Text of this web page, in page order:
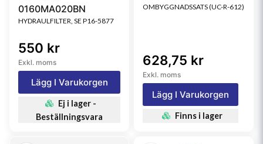
0160MA020BN
HYDRAULFILTER, SE P16-5877
550 kr
Exkl. moms
Lägg I Varukorgen
Ej i lager -
Beställningsvara
OMBYGGNADSSATS (UC-R-612)
628,75 kr
Exkl. moms
Lägg I Varukorgen
Finns i lager